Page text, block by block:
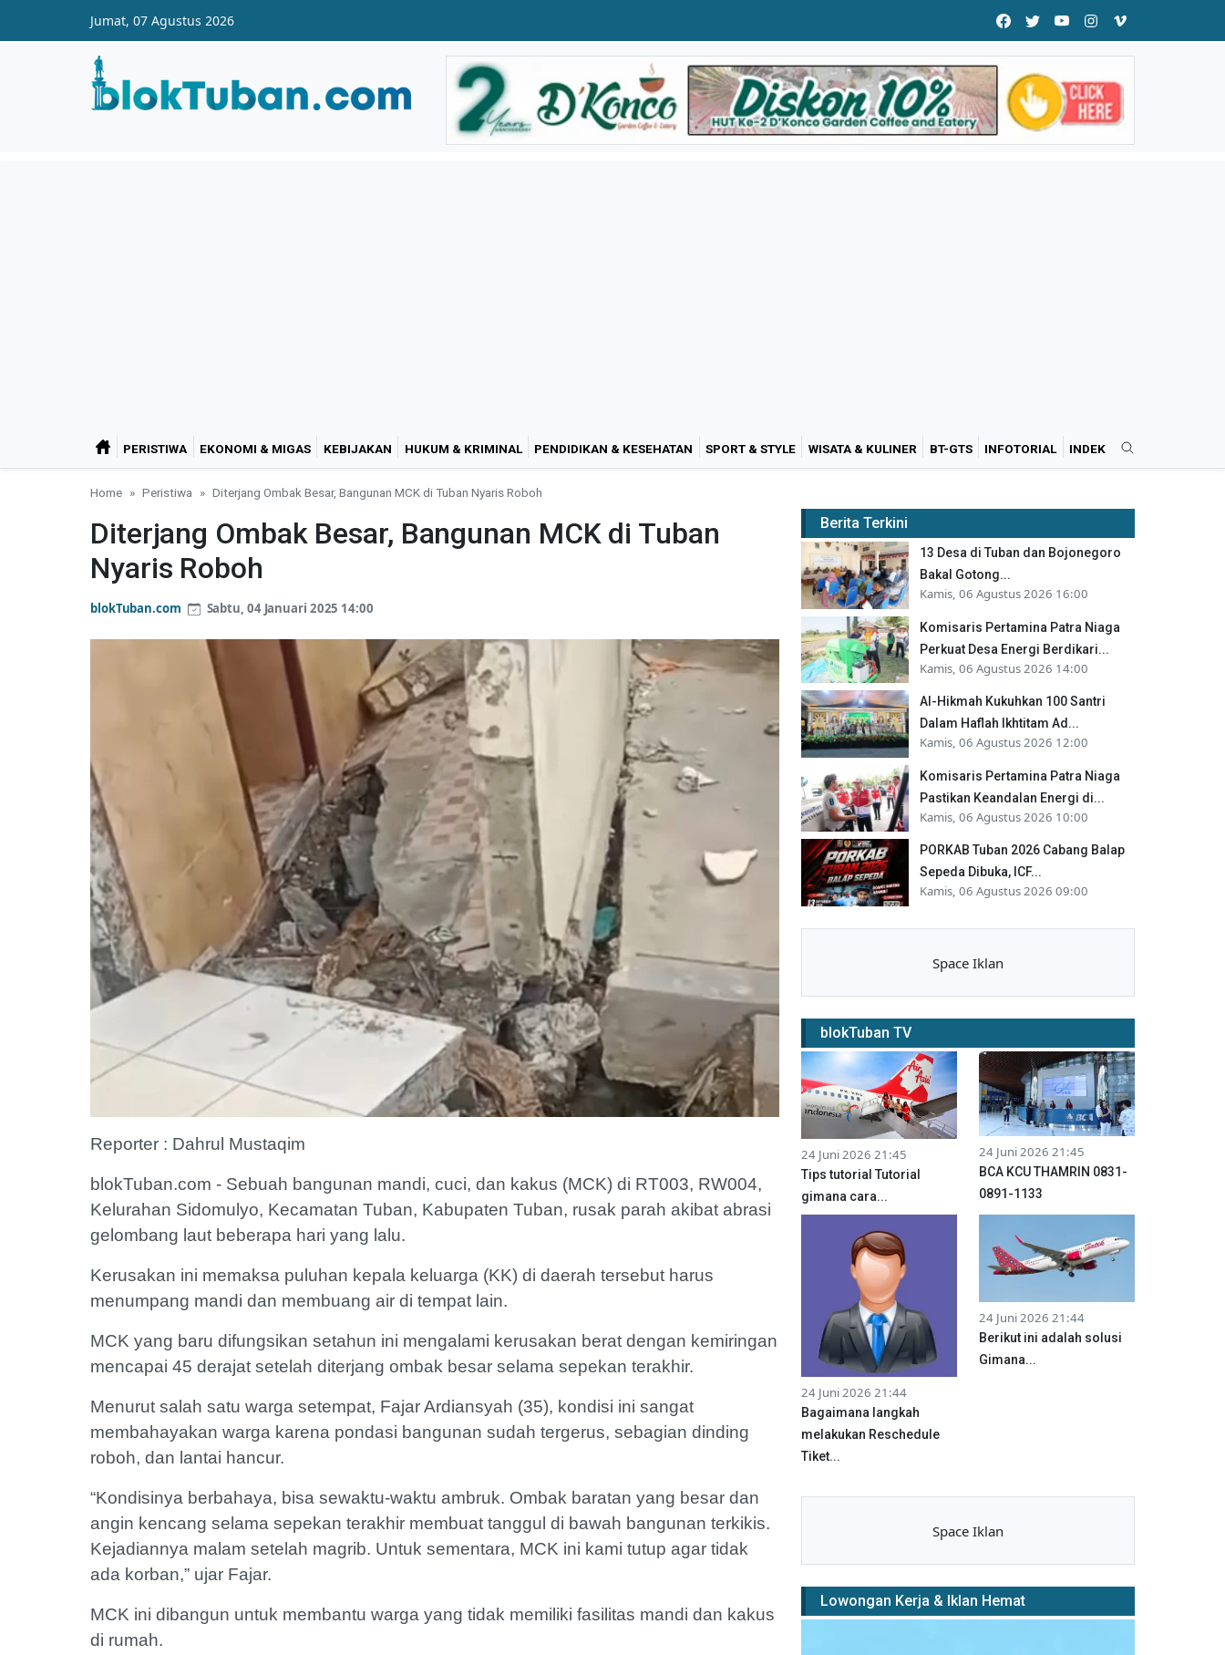
Jumat, 07 Agustus 2026
PERISTIWA EKONOMI & MIGAS KEBIJAKAN HUKUM & KRIMINAL PENDIDIKAN & KESEHATAN SPORT & STYLE WISATA & KULINER BT-GTS INFOTORIAL INDEK
Home Peristiwa Diterjang Ombak Besar, Bangunan MCK di Tuban Nyaris Roboh
Diterjang Ombak Besar, Bangunan MCK di Tuban
Nyaris Roboh
blokTuban.com Sabtu, 04 Januari 2025 14:00
Reporter : Dahrul Mustaqim
blokTuban.com - Sebuah bangunan mandi, cuci, dan kakus (MCK) di RT003, RW004,
Kelurahan Sidomulyo, Kecamatan Tuban, Kabupaten Tuban, rusak parah akibat abrasi
gelombang laut beberapa hari yang lalu.
Kerusakan ini memaksa puluhan kepala keluarga (KK) di daerah tersebut harus
menumpang mandi dan membuang air di tempat lain.
MCK yang baru difungsikan setahun ini mengalami kerusakan berat dengan kemiringan
mencapai 45 derajat setelah diterjang ombak besar selama sepekan terakhir.
Menurut salah satu warga setempat, Fajar Ardiansyah (35), kondisi ini sangat
membahayakan warga karena pondasi bangunan sudah tergerus, sebagian dinding
roboh, dan lantai hancur.
“Kondisinya berbahaya, bisa sewaktu-waktu ambruk. Ombak baratan yang besar dan
angin kencang selama sepekan terakhir membuat tanggul di bawah bangunan terkikis.
Kejadiannya malam setelah magrib. Untuk sementara, MCK ini kami tutup agar tidak
ada korban,” ujar Fajar.
MCK ini dibangun untuk membantu warga yang tidak memiliki fasilitas mandi dan kakus
di rumah.
Berita Terkini
13 Desa di Tuban dan Bojonegoro
Bakal Gotong...
Kamis, 06 Agustus 2026 16:00
Komisaris Pertamina Patra Niaga
Perkuat Desa Energi Berdikari...
Kamis, 06 Agustus 2026 14:00
Al-Hikmah Kukuhkan 100 Santri
Dalam Haflah Ikhtitam Ad...
Kamis, 06 Agustus 2026 12:00
Komisaris Pertamina Patra Niaga
Pastikan Keandalan Energi di...
Kamis, 06 Agustus 2026 10:00
PORKAB Tuban 2026 Cabang Balap
Sepeda Dibuka, ICF...
Kamis, 06 Agustus 2026 09:00
Space Iklan
blokTuban TV
24 Juni 2026 21:45
Tips tutorial Tutorial
gimana cara...
24 Juni 2026 21:45
BCA KCU THAMRIN 0831-
0891-1133
24 Juni 2026 21:44
Bagaimana langkah
melakukan Reschedule
Tiket...
24 Juni 2026 21:44
Berikut ini adalah solusi
Gimana...
Space Iklan
Lowongan Kerja & Iklan Hemat